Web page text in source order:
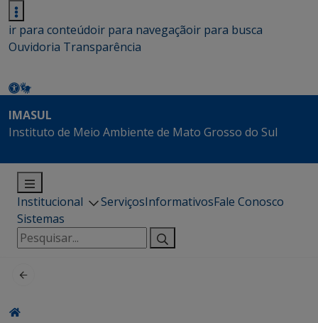
ir para conteúdoir para navegaçãoir para busca
Ouvidoria Transparência
IMASUL
Instituto de Meio Ambiente de Mato Grosso do Sul
Institucional ServiçosInformativosFale Conosco
Sistemas
Pesquisar
por: